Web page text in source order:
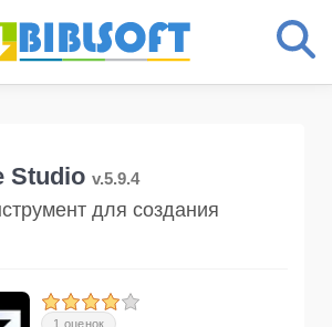
Studio v.5.9.4
для создания
1 оценок